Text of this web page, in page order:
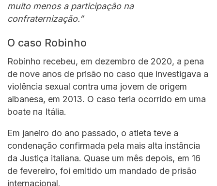
muito menos a participação na
confraternização.”
O caso Robinho
Robinho recebeu, em dezembro de 2020, a pena
de nove anos de prisão no caso que investigava a
violência sexual contra uma jovem de origem
albanesa, em 2013. O caso teria ocorrido em uma
boate na Itália.
Em janeiro do ano passado, o atleta teve a
condenação confirmada pela mais alta instância
da Justiça italiana. Quase um mês depois, em 16
de fevereiro, foi emitido um mandado de prisão
internacional.